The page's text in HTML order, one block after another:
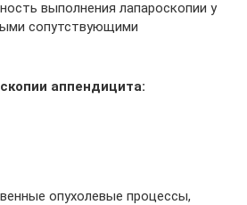
выполнения лапароскопии у
сопутствующими
аппендицита:
опухолевые процессы,